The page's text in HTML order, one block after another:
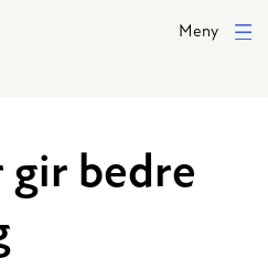
Meny
gir bedre